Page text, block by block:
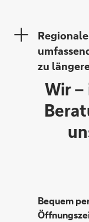
Kerstin
zu
Wir
Bequem